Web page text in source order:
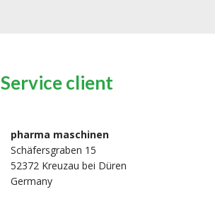
Service client
pharma maschinen
Schäfersgraben 15
52372 Kreuzau bei Düren
Germany